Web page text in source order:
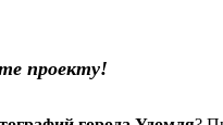
проекту!